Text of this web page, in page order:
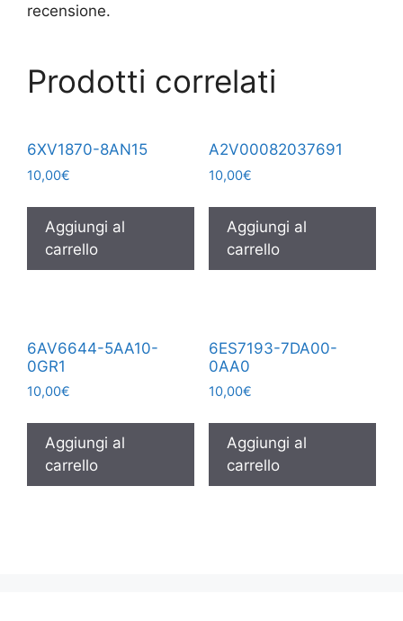
recensione.
Prodotti correlati
6XV1870-8AN15
10,00€
Aggiungi al
carrello
A2V00082037691
10,00€
Aggiungi al
carrello
6AV6644-5AA10-
0GR1
10,00€
Aggiungi al
carrello
6ES7193-7DA00-
0AA0
10,00€
Aggiungi al
carrello